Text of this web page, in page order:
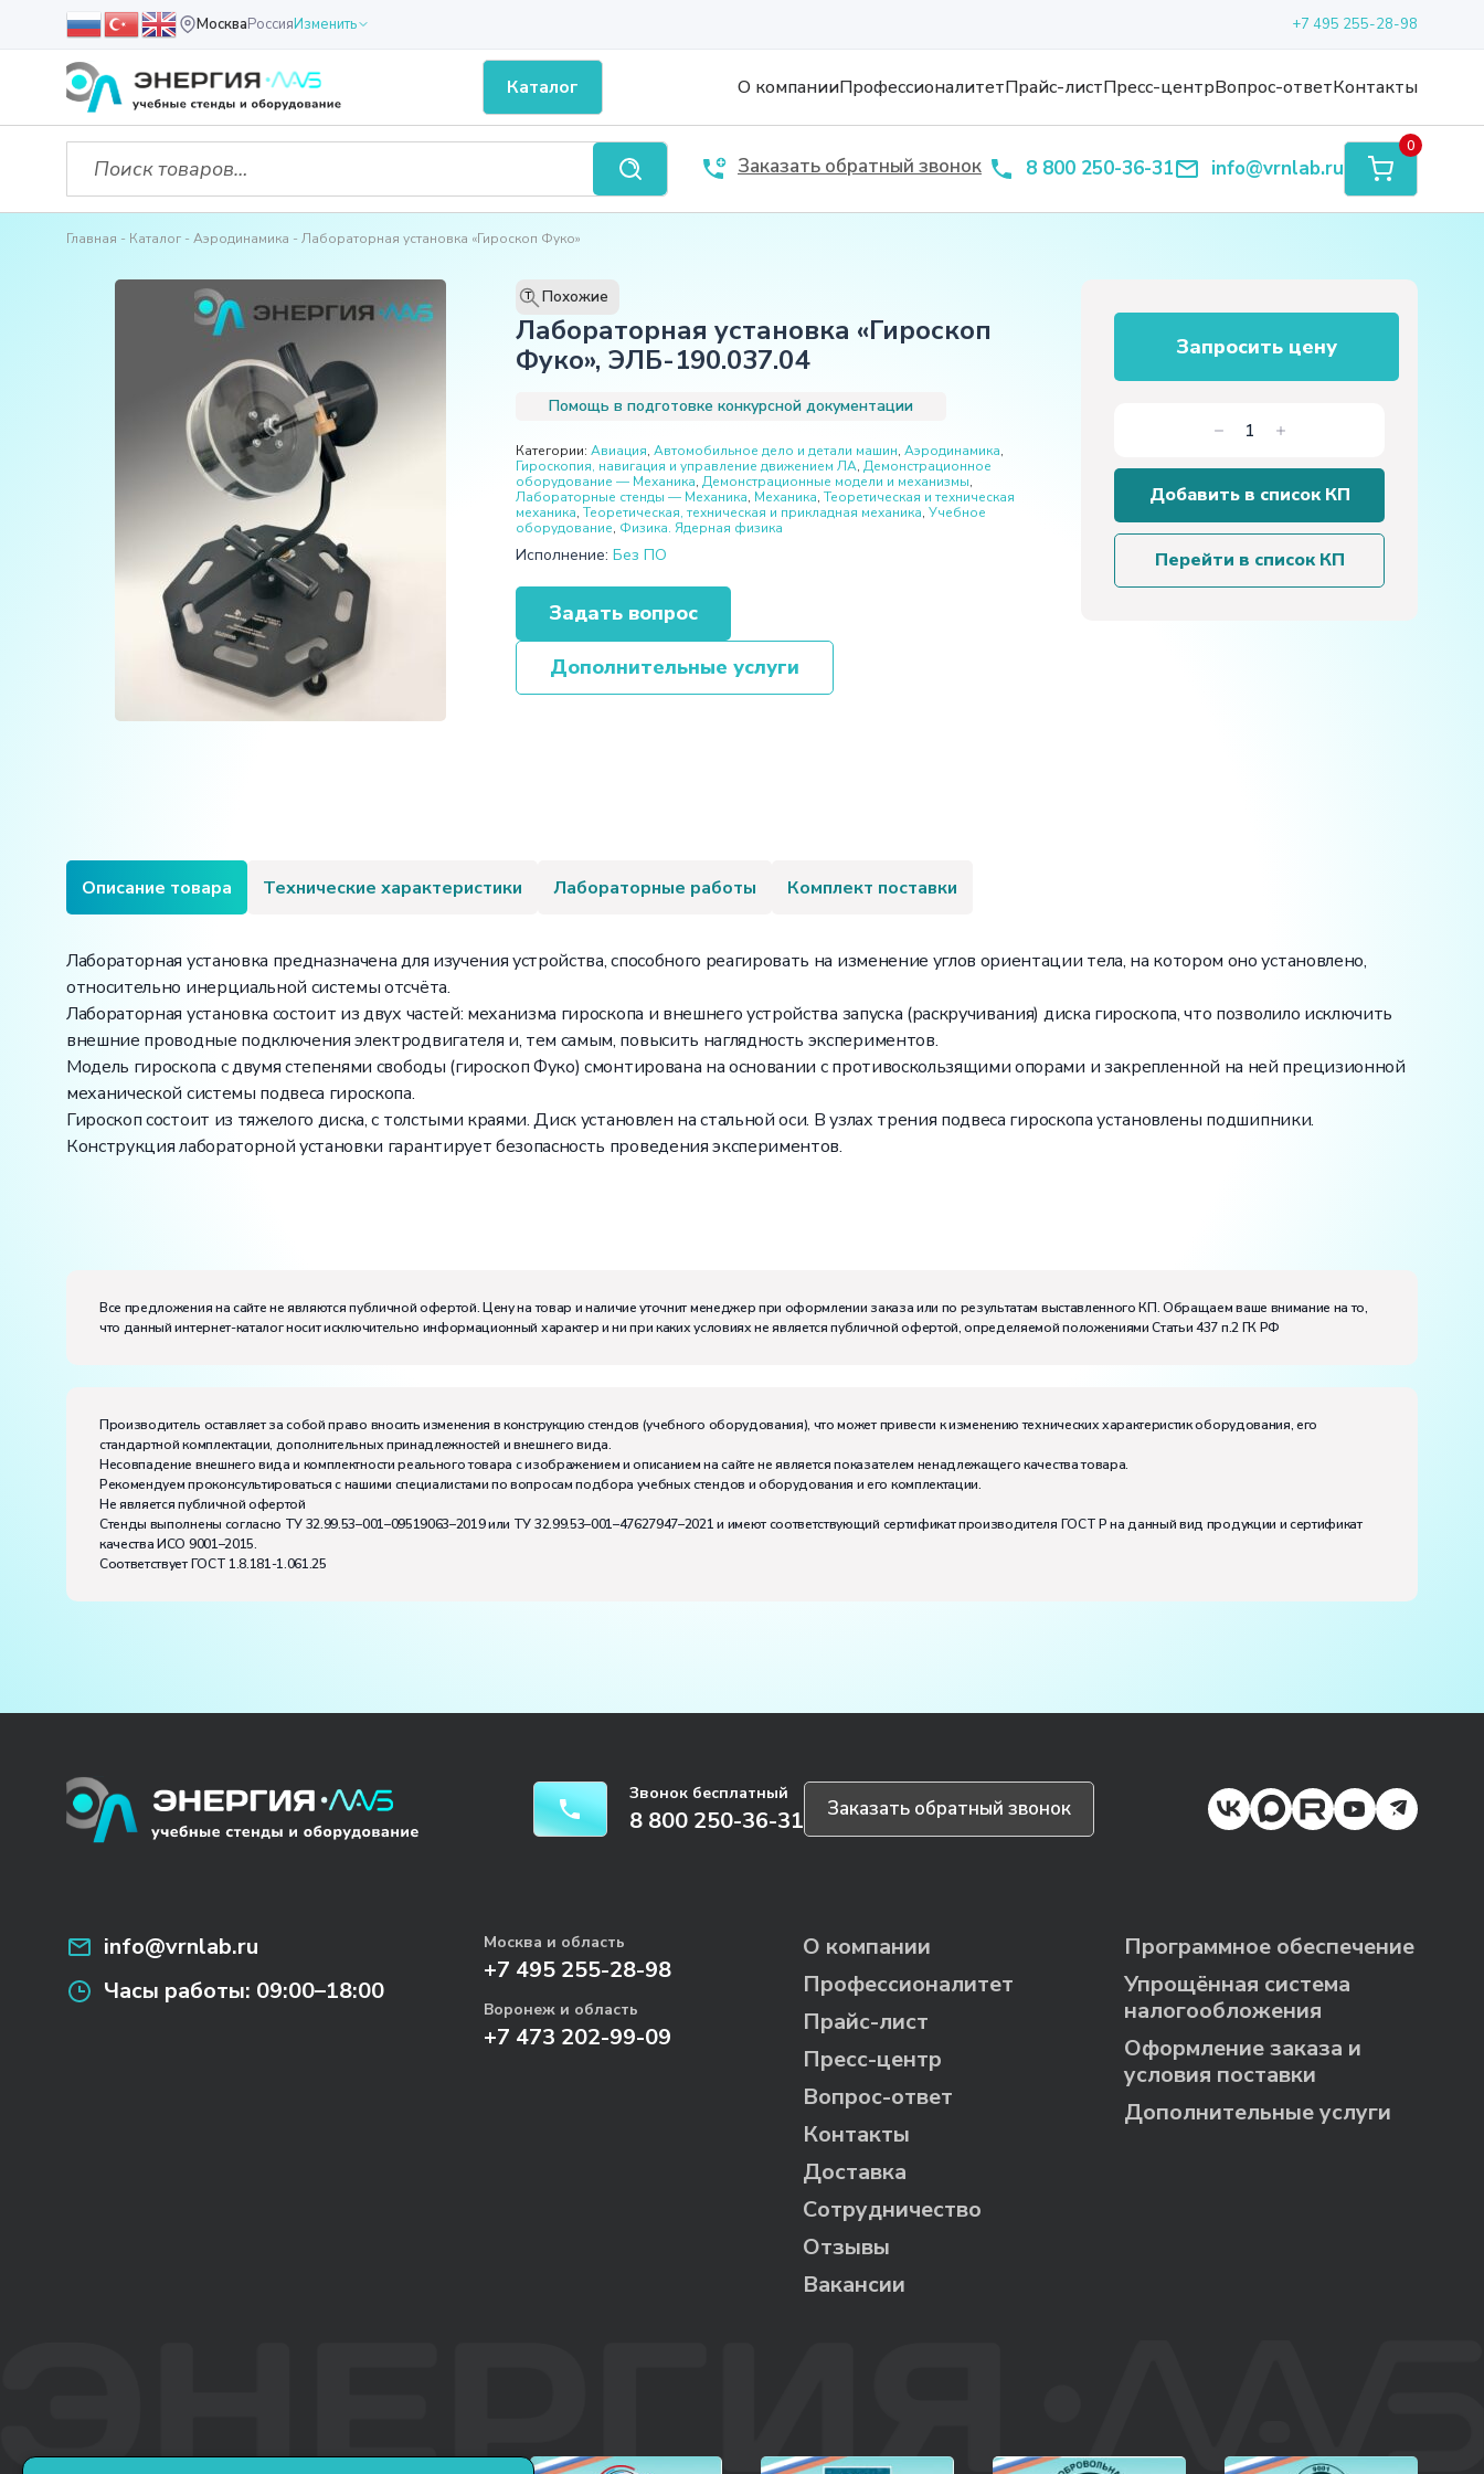
МоскваРоссияИзменить +7 495 255-28-98
Каталог О компанииПрофессионалитетПрайс-листПресс-центрВопрос-ответКонтакты
Заказать обратный звонок 8 800 250-36-31 info@vrnlab.ru
0
Главная Каталог Аэродинамика Лабораторная установка «Гироскоп Фуко»
T Похожие
Лабораторная установка «Гироскоп
Фуко», ЭЛБ-190.037.04
Помощь в подготовке конкурсной документации
Категории: Авиация, Автомобильное дело и детали машин, Аэродинамика,
Гироскопия, навигация и управление движением ЛА, Демонстрационное
оборудование — Механика, Демонстрационные модели и механизмы,
Лабораторные стенды — Механика, Механика, Теоретическая и техническая
механика, Теоретическая, техническая и прикладная механика, Учебное
оборудование, Физика. Ядерная физика
Исполнение: Без ПО
Задать вопрос
Дополнительные услуги
Запросить цену
Количество
товара
Лабораторная
«Гироскоп
Фуко»
Добавить в список КП
Перейти в список КП
Описание товара Технические характеристики Лабораторные работы Комплект поставки
Лабораторная установка предназначена для изучения устройства, способного реагировать на изменение углов ориентации тела, на котором оно установлено,
относительно инерциальной системы отсчёта.
Лабораторная установка состоит из двух частей: механизма гироскопа и внешнего устройства запуска (раскручивания) диска гироскопа, что позволило исключить
внешние проводные подключения электродвигателя и, тем самым, повысить наглядность экспериментов.
Модель гироскопа с двумя степенями свободы (гироскоп Фуко) смонтирована на основании с противоскользящими опорами и закрепленной на ней прецизионной
механической системы подвеса гироскопа.
Гироскоп состоит из тяжелого диска, с толстыми краями. Диск установлен на стальной оси. В узлах трения подвеса гироскопа установлены подшипники.
Конструкция лабораторной установки гарантирует безопасность проведения экспериментов.
Потребляемая мощность, В·А:
100
Электропитание:
Диапазон рабочих температур, ˚С:
Влажность, %:до 80
Все предложения на сайте не являются публичной офертой. Цену на товар и наличие уточнит менеджер при оформлении заказа или по результатам выставленного КП. Обращаем ваше внимание на то,
что данный интернет-каталог носит исключительно информационный характер и ни при каких условиях не является публичной офертой, определяемой положениями Статьи 437 п.2 ГК РФ
Производитель оставляет за собой право вносить изменения в конструкцию стендов (учебного оборудования), что может привести к изменению технических характеристик оборудования, его
стандартной комплектации, дополнительных принадлежностей и внешнего вида.
Несовпадение внешнего вида и комплектности реального товара с изображением и описанием на сайте не является показателем ненадлежащего качества товара.
Рекомендуем проконсультироваться с нашими специалистами по вопросам подбора учебных стендов и оборудования и его комплектации.
Не является публичной офертой
Стенды выполнены согласно ТУ 32.99.53–001–09519063–2019 или ТУ 32.99.53–001–47627947–2021 и имеют соответствующий сертификат производителя ГОСТ Р на данный вид продукции и сертификат
качества ИСО 9001–2015.
Соответствует ГОСТ 1.8.181-1.061.25
Звонок бесплатный
8 800 250-36-31 Заказать обратный звонок
info@vrnlab.ru
Часы работы: 09:00–18:00
Москва и область
+7 495 255-28-98
Воронеж и область
+7 473 202-99-09
О компании
Профессионалитет
Прайс-лист
Пресс-центр
Вопрос-ответ
Контакты
Доставка
Сотрудничество
Отзывы
Вакансии
Программное обеспечение
Упрощённая система
налогообложения
Оформление заказа и
условия поставки
Дополнительные услуги